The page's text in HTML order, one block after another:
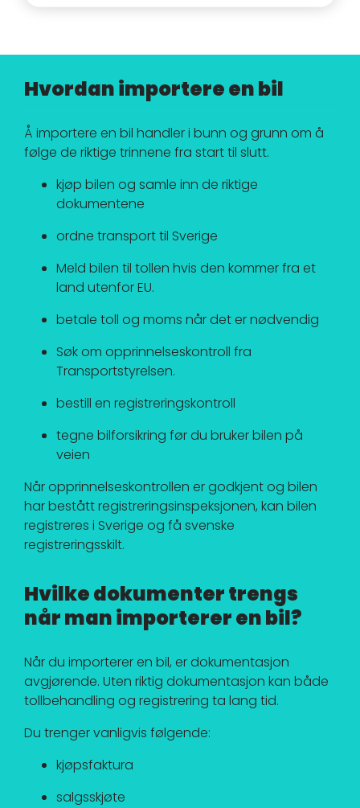
Hvordan importere en bil
Å importere en bil handler i bunn og grunn om å
følge de riktige trinnene fra start til slutt.
kjøp bilen og samle inn de riktige
dokumentene
ordne transport til Sverige
Meld bilen til tollen hvis den kommer fra et
land utenfor EU.
betale toll og moms når det er nødvendig
Søk om opprinnelseskontroll fra
Transportstyrelsen.
bestill en registreringskontroll
tegne bilforsikring før du bruker bilen på
veien
Når opprinnelseskontrollen er godkjent og bilen
har bestått registreringsinspeksjonen, kan bilen
registreres i Sverige og få svenske
registreringsskilt.
Hvilke dokumenter trengs
når man importerer en bil?
Når du importerer en bil, er dokumentasjon
avgjørende. Uten riktig dokumentasjon kan både
tollbehandling og registrering ta lang tid.
Du trenger vanligvis følgende:
kjøpsfaktura
salgsskjøte